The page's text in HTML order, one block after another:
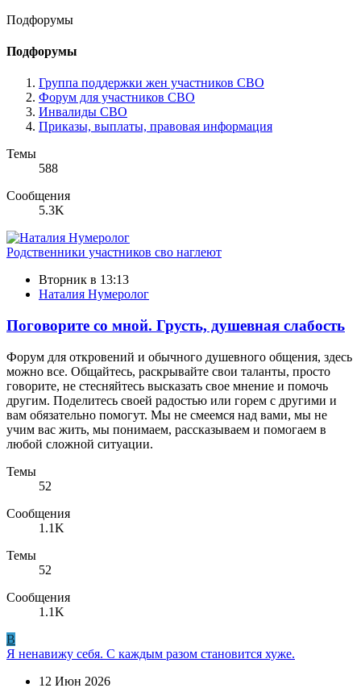
Подфорумы
Подфорумы
Группа поддержки жен участников СВО
Форум для участников СВО
Инвалиды СВО
Приказы, выплаты, правовая информация
Темы
588
Сообщения
5.3K
Родственники участников сво наглеют
Вторник в 13:13
Наталия Нумеролог
Поговорите со мной. Грусть, душевная слабость
Форум для откровений и обычного душевного общения, здесь
можно все. Общайтесь, раскрывайте свои таланты, просто
говорите, не стесняйтесь высказать свое мнение и помочь
другим. Поделитесь своей радостью или горем с другими и
вам обязательно помогут. Мы не смеемся над вами, мы не
учим вас жить, мы понимаем, рассказываем и помогаем в
любой сложной ситуации.
Темы
52
Сообщения
1.1K
Темы
52
Сообщения
1.1K
B
Я ненавижу себя. С каждым разом становится хуже.
12 Июн 2026